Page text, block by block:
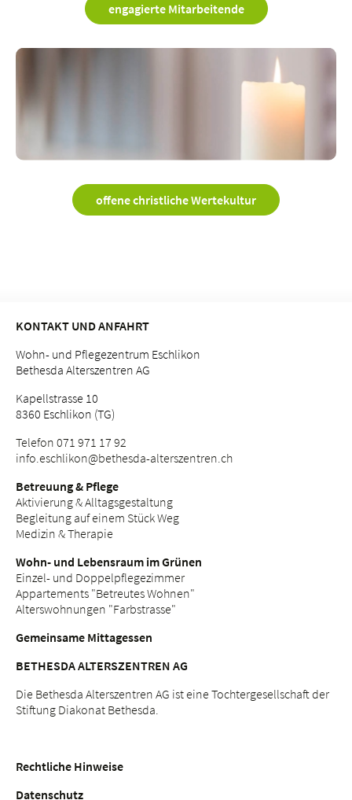
engagierte Mitarbeitende
offene christliche Wertekultur
KONTAKT UND ANFAHRT
Wohn- und Pflegezentrum Eschlikon
Bethesda Alterszentren AG
Kapellstrasse 10
8360 Eschlikon (TG)
Telefon 071 971 17 92
info. eschlikon@bethesda-alterszentren. ch
Betreuung & Pflege
Aktivierung & Alltagsgestaltung
Begleitung auf einem Stück Weg
Medizin & Therapie
Wohn- und Lebensraum im Grünen
Einzel- und Doppelpflegezimmer
Appartements "Betreutes Wohnen"
Alterswohnungen "Farbstrasse"
Gemeinsame Mittagessen
BETHESDA ALTERSZENTREN AG
Die Bethesda Alterszentren AG ist eine Tochtergesellschaft der
Stiftung Diakonat Bethesda.
Rechtliche Hinweise
Datenschutz